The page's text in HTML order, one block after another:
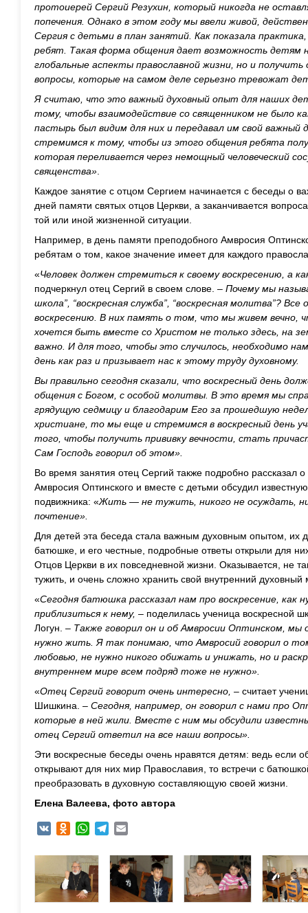
протоиерей Сергий Резухин, который никогда не
попечения. Однако в этом году мы ввели живой,
Сергия с детьми в план занятий. Как показала
ребят. Такая форма общения дает возможность детям
глобальные аспекты православной жизни, но и
вопросы, которые на самом деле серьезно тревожат
Я считаю, что это важный духовный опыт для наших
тому, чтобы взаимодействие со священником не было
пастырь был видим для них и передавал им свой
стремимся к тому, чтобы из этого общения ребята
которая переливается через немощный человеческий
священства»
Каждое занятие с отцом Сергием начинается с беседы о
дней памяти святых отцов Церкви, а заканчивается
той или иной жизненной ситуации.
Например, в день памяти преподобного Амвросия
ребятам о том, какое значение имеет для каждого
«Человек должен стремиться к своему воскресению, а
подчеркнул отец Сергий в своем слове. – Почему мы
школа”, “воскресная служба”, “воскресная молитва”?
воскресению. В них память о том, что мы живем вечно,
хочется быть вместе со Христом не только здесь, на
важно. И для того, чтобы это случилось, необходимо
день как раз и призывает нас к этому труду духовному.
Вы правильно сегодня сказали, что воскресный день
общения с Богом, с особой молитвы. В это время мы
грядущую седмицу и благодарим Его за прошедшую
христиане, то мы еще и стремимся в воскресный день
того, чтобы получить прививку вечности, стать
Сам Господь говорил об этом».
Во время занятия отец Сергий также подробно рассказал
Амвросия Оптинского и вместе с детьми обсудил
подвижника: «Жить — не тужить, никого не осуждать,
почтение».
Для детей эта беседа стала важным духовным опытом, их
батюшке, и его честные, подробные ответы открыли для
Отцов Церкви в их повседневной жизни. Оказывается, не
тужить, и очень сложно хранить свой внутренний духовный
«Сегодня батюшка рассказал нам про воскресение, как
приблизиться к нему, – поделилась ученица воскресной
Логун. – Также говорил он и об Амвросии Оптинском, мы
нужно жить. Я так понимаю, что Амвросий говорил о
любовью, не нужно никого обижать и унижать, но и
внутреннем мире всем подряд тоже не нужно».
«Отец Сергий говорит очень интересно, – считает
Шишкина. – Сегодня, например, он говорил с нами про
которые в ней жили. Вместе с ним мы обсудили
отец Сергий ответил на все наши вопросы».
Эти воскресные беседы очень нравятся детям: ведь если
открывают для них мир Православия, то встречи с
преобразовать в духовную составляющую своей жизни.
Елена Валеева, фото автора
VK Odnoklassniki
WhatsAppTelegram